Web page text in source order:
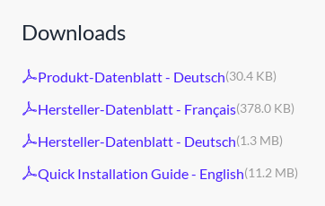
Downloads
Produkt-Datenblatt - Deutsch(30.4 KB)
Hersteller-Datenblatt - Français(378.0 KB)
Hersteller-Datenblatt - Deutsch(1.3 MB)
Quick Installation Guide - English(11.2 MB)